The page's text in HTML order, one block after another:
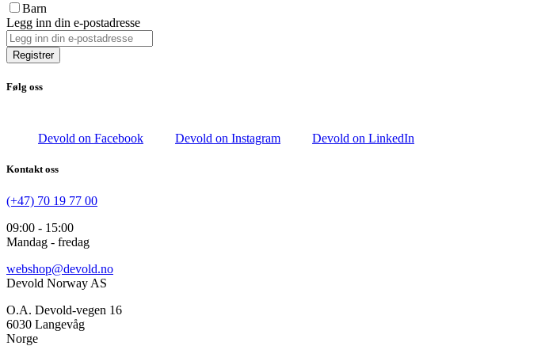
Barn
Legg inn din e-postadresse
Registrer
Følg oss
Devold on Facebook Devold on Instagram Devold on LinkedIn
Kontakt oss
(+47) 70 19 77 00
09:00 - 15:00
Mandag - fredag
webshop@devold.no
Devold Norway AS
O.A. Devold-vegen 16
6030 Langevåg
Norge